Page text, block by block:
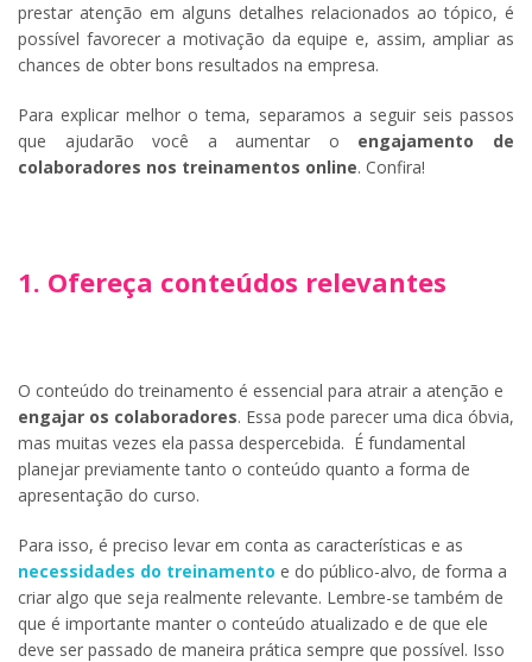
prestar atenção em alguns detalhes relacionados ao tópico, é
possível favorecer a motivação da equipe e, assim, ampliar as
chances de obter bons resultados na empresa.
Para explicar melhor o tema, separamos a seguir seis passos
que ajudarão você a aumentar o engajamento de
colaboradores nos treinamentos online. Confira!
1. Ofereça conteúdos relevantes
O conteúdo do treinamento é essencial para atrair a atenção e
engajar os colaboradores. Essa pode parecer uma dica óbvia,
mas muitas vezes ela passa despercebida. É fundamental
planejar previamente tanto o conteúdo quanto a forma de
apresentação do curso.
Para isso, é preciso levar em conta as características e as
necessidades do treinamento e do público-alvo, de forma a
criar algo que seja realmente relevante. Lembre-se também de
que é importante manter o conteúdo atualizado e de que ele
deve ser passado de maneira prática sempre que possível. Isso